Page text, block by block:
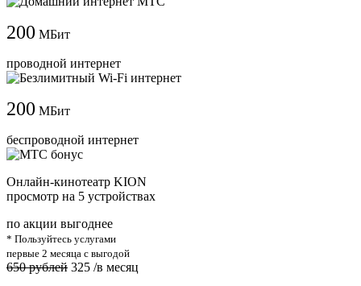
200 МБит
проводной интернет
200 МБит
беспроводной интернет
Онлайн-кинотеатр KION
просмотр на 5 устройствах
по акции выгоднее
* Пользуйтесь услугами
первые 2 месяца с выгодой
650 рублей 325 /в месяц